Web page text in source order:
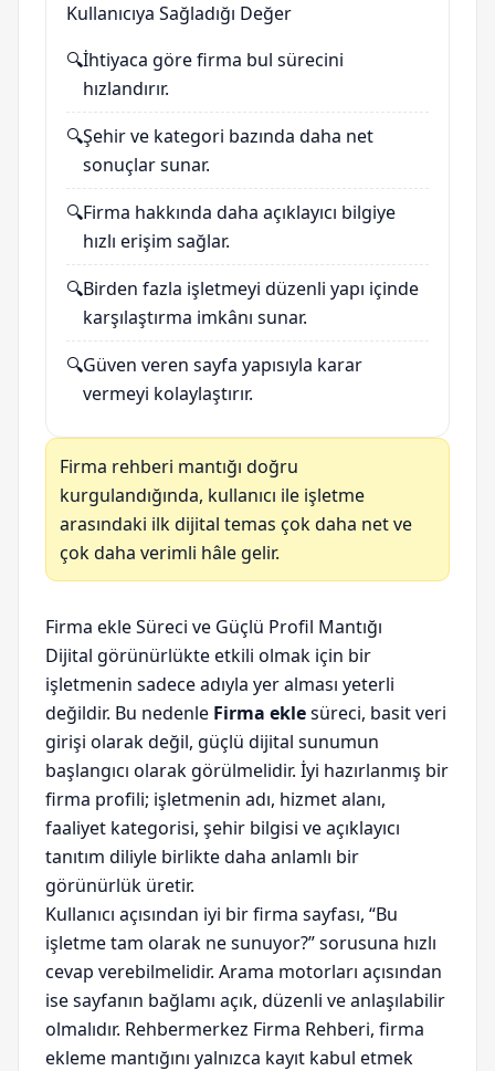
Kullanıcıya Sağladığı Değer
🔍İhtiyaca göre firma bul sürecini
hızlandırır.
🔍Şehir ve kategori bazında daha net
sonuçlar sunar.
🔍Firma hakkında daha açıklayıcı bilgiye
hızlı erişim sağlar.
🔍Birden fazla işletmeyi düzenli yapı içinde
karşılaştırma imkânı sunar.
🔍Güven veren sayfa yapısıyla karar
vermeyi kolaylaştırır.
Firma rehberi mantığı doğru
kurgulandığında, kullanıcı ile işletme
arasındaki ilk dijital temas çok daha net ve
çok daha verimli hâle gelir.
Firma ekle Süreci ve Güçlü Profil Mantığı
Dijital görünürlükte etkili olmak için bir
işletmenin sadece adıyla yer alması yeterli
değildir. Bu nedenle Firma eklesüreci, basit veri
girişi olarak değil, güçlü dijital sunumun
başlangıcı olarak görülmelidir. İyi hazırlanmış bir
firma profili; işletmenin adı, hizmet alanı,
faaliyet kategorisi, şehir bilgisi ve açıklayıcı
tanıtım diliyle birlikte daha anlamlı bir
görünürlük üretir.
Kullanıcı açısından iyi bir firma sayfası, “Bu
işletme tam olarak ne sunuyor?” sorusuna hızlı
cevap verebilmelidir. Arama motorları açısından
ise sayfanın bağlamı açık, düzenli ve anlaşılabilir
olmalıdır. Rehbermerkez Firma Rehberi, firma
ekleme mantığını yalnızca kayıt kabul etmek